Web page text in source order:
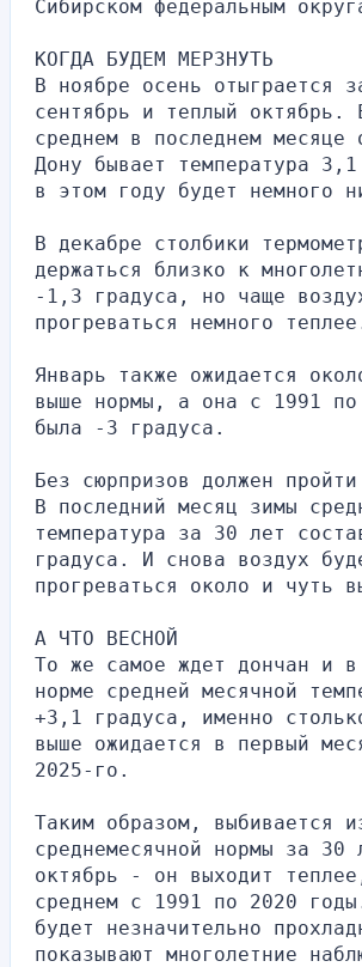
Сибирском федеральным
КОГДА БУДЕМ МЕРЗНУТЬ
В ноябре осень отыграется
сентябрь и теплый октябрь.
среднем в последнем месяце
Дону бывает температура
в этом году будет немного
В декабре столбики
держаться близко к
-1,3 градуса, но чаще
прогреваться немного
Январь также ожидается
выше нормы, а она с 1991 по
была -3 градуса.
Без сюрпризов должен
В последний месяц зимы
температура за 30 лет
градуса. И снова воздух
прогреваться около и чуть
А ЧТО ВЕСНОЙ
То же самое ждет дончан и
норме средней месячной
+3,1 градуса, именно
выше ожидается в первый
2025-го.
Таким образом, выбивается
среднемесячной нормы за 30
октябрь - он выходит
среднем с 1991 по 2020
будет незначительно
показывают многолетние